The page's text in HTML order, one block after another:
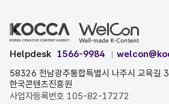
Helpdesk 1566-9984
58326 전남광주통합특별시 나주시 교육길
한국콘텐츠진흥원
사업자등록번호 105-82-17272